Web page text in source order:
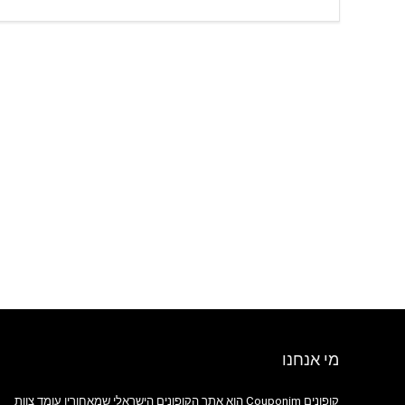
מי אנחנו
קופונים Couponim הוא אתר הקופונים הישראלי שמאחוריו עומד צוות